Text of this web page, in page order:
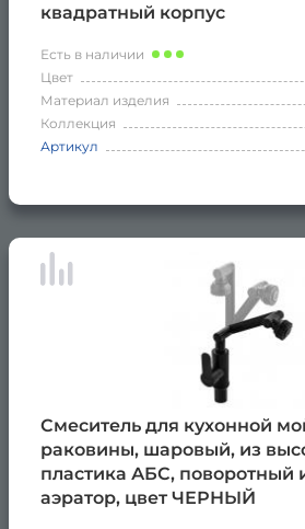
квадратный корпус
Есть в наличии
Цвет
Материал изделия
Коллекция
Артикул
Смеситель для кухонной
раковины, шаровый, из
пластика АБС, поворотный
аэратор, цвет ЧЕРНЫЙ